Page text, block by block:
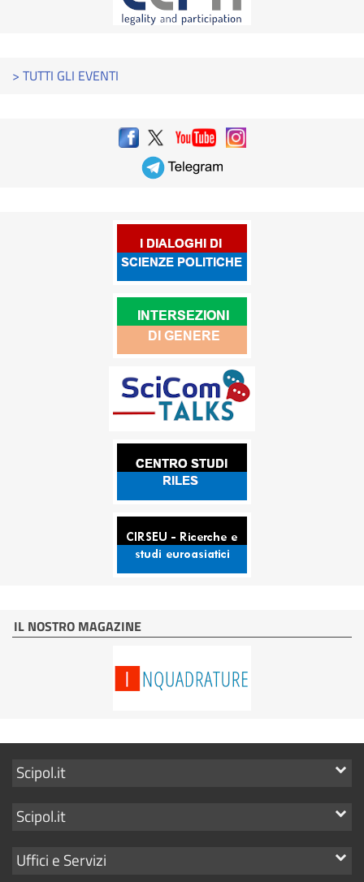
> TUTTI GLI EVENTI
IL NOSTRO MAGAZINE
Mostra
link
Scipol.it
Mostra
link
Scipol.it
Mostra
Uffici e Servizi